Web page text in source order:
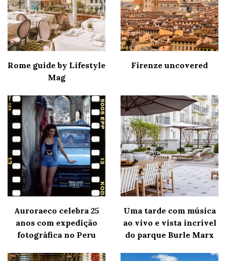
Rome guide by Lifestyle
Mag
Firenze uncovered
Auroraeco celebra 25
anos com expedição
fotográfica no Peru
Uma tarde com música
ao vivo e vista incrível
do parque Burle Marx